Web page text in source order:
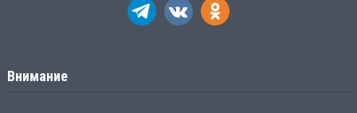
Внимание